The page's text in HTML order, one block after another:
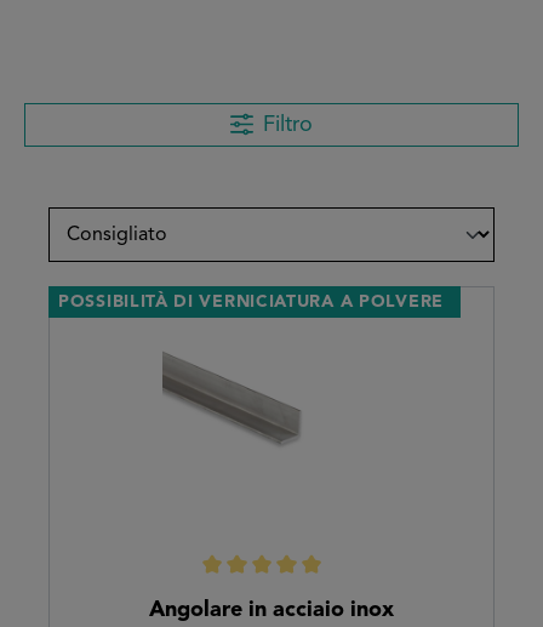
Filtro
POSSIBILITÀ DI VERNICIATURA A POLVERE
Valutazione media di 5 su 5 stelle
Angolare in acciaio inox